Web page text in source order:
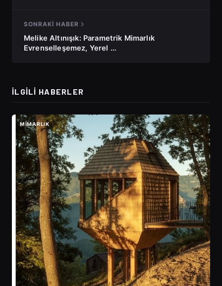
SONRAKI HABER
Melike Altınışık: Parametrik Mimarlık
Evrenselleşemez, Yerel …
İLGILI HABERLER
MIMARLIK